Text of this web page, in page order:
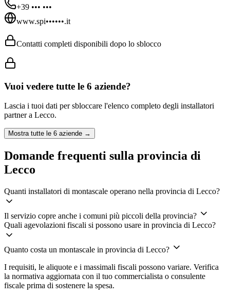
+39 ••• •••
www.spi••••••.it
Contatti completi disponibili dopo lo sblocco
Vuoi vedere tutte le 6 aziende?
Lascia i tuoi dati per sbloccare l'elenco completo degli installatori
partner a Lecco.
Mostra tutte le 6 aziende →
Domande frequenti sulla provincia di
Lecco
Quanti installatori di montascale operano nella provincia di Lecco?
Il servizio copre anche i comuni più piccoli della provincia?
Quali agevolazioni fiscali si possono usare in provincia di Lecco?
Quanto costa un montascale in provincia di Lecco?
I requisiti, le aliquote e i massimali fiscali possono variare. Verifica
la normativa aggiornata con il tuo commercialista o consulente
fiscale prima di sostenere la spesa.